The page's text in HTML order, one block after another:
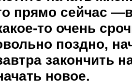
прямо сейчас
то очень
поздно,
закончить
новое.